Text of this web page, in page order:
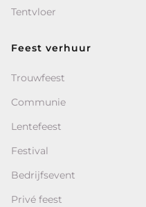
Tentvloer
Feest verhuur
Trouwfeest
Communie
Lentefeest
Festival
Bedrijfsevent
Privé feest